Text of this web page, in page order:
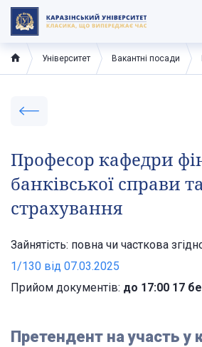
Університет Вакантні посади
Професор кафедри
банківської справи
страхування
Зайнятість: повна чи часткова
1/130 від 07.03.2025
Прийом документів: до 17:00 17
Претендент на участь у